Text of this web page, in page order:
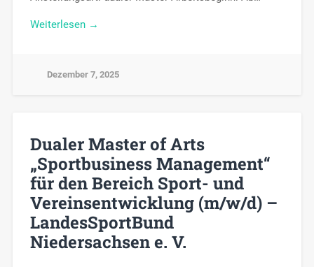
Weiterlesen →
Dezember 7, 2025
Dualer Master of Arts
„Sportbusiness Management“
für den Bereich Sport- und
Vereinsentwicklung (m/w/d) –
LandesSportBund
Niedersachsen e. V.